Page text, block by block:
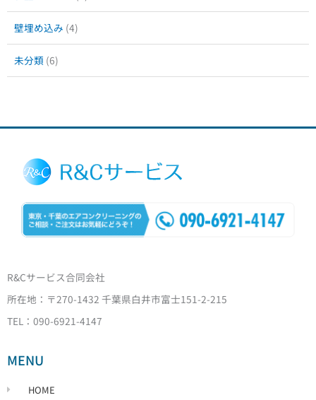
壁埋め込み (4)
未分類 (6)
R&Cサービス合同会社
所在地：〒270-1432 千葉県白井市富士151-2-215
TEL：090-6921-4147
MENU
HOME